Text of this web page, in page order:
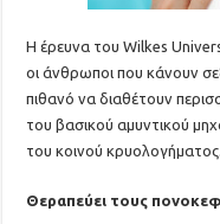
Η έρευνα του Wilkes
οι άνθρωποι που κάνουν
πιθανό να διαθέτουν
του βασικού αμυντικού
του κοινού
Θεραπεύει τους